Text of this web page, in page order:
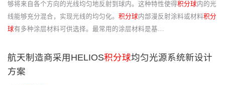
够将来自各个方向的光线均匀地反射到球内。这种特性使得积分球 内的光
线能够充分混合，实现光线的均匀化。 积分球 内部漫反射涂料或材料积分
球有多种涂层材料可供选择。最常用的涂层材料是基…
航天制造商采用HELIOS积分球均匀光源系统新设计
方案